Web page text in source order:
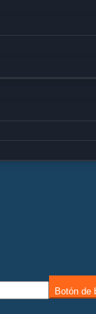
Botón de